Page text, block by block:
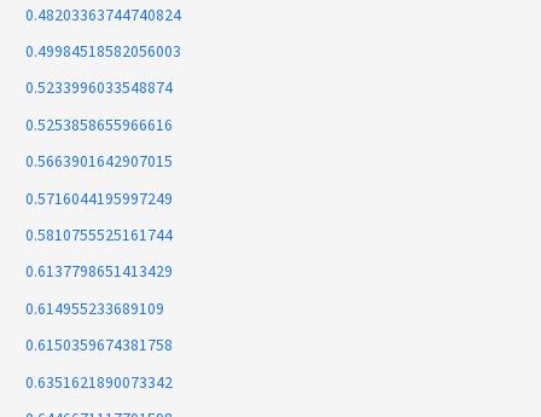
0.48203363744740824
0.49984518582056003
0.5233996033548874
0.5253858655966616
0.5663901642907015
0.5716044195997249
0.5810755525161744
0.6137798651413429
0.614955233689109
0.6150359674381758
0.6351621890073342